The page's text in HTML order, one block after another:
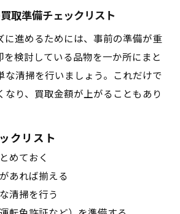
取準備チェックリスト
に進めるためには、事前の準備が重
を検討している品物を一か所にまと
な清掃を行いましょう。これだけで
なり、買取金額が上がることもあり
クリスト
めておく
あれば揃える
清掃を行う